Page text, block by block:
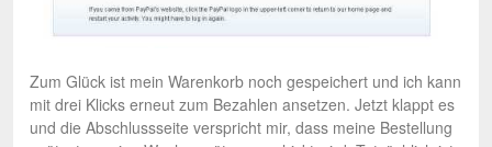
Zum Glück ist mein Warenkorb noch gespeichert und ich kann
mit drei Klicks erneut zum Bezahlen ansetzen. Jetzt klappt es
und die Abschlussseite verspricht mir, dass meine Bestellung